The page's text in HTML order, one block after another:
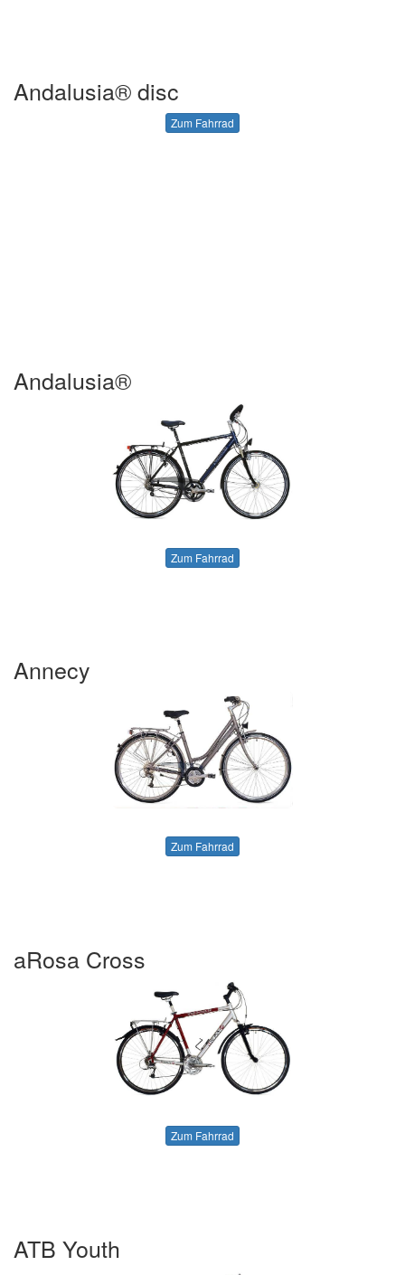
Andalusia® disc
Zum Fahrrad
Andalusia®
Zum Fahrrad
Annecy
Zum Fahrrad
aRosa Cross
Zum Fahrrad
ATB Youth